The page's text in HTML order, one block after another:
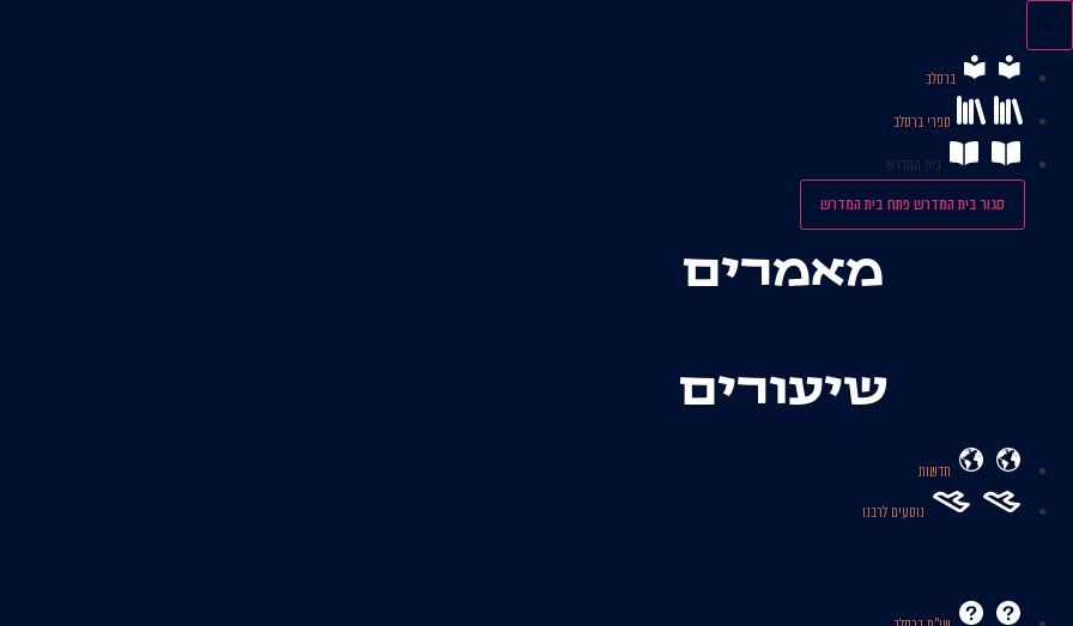
לתוכן
ברסלב
ספרי ברסלב
בית המדרש
סגור בית המדרשפתח בית המדרש
מאמרים
שיעורים
חדשות
נוסעים לרבנו